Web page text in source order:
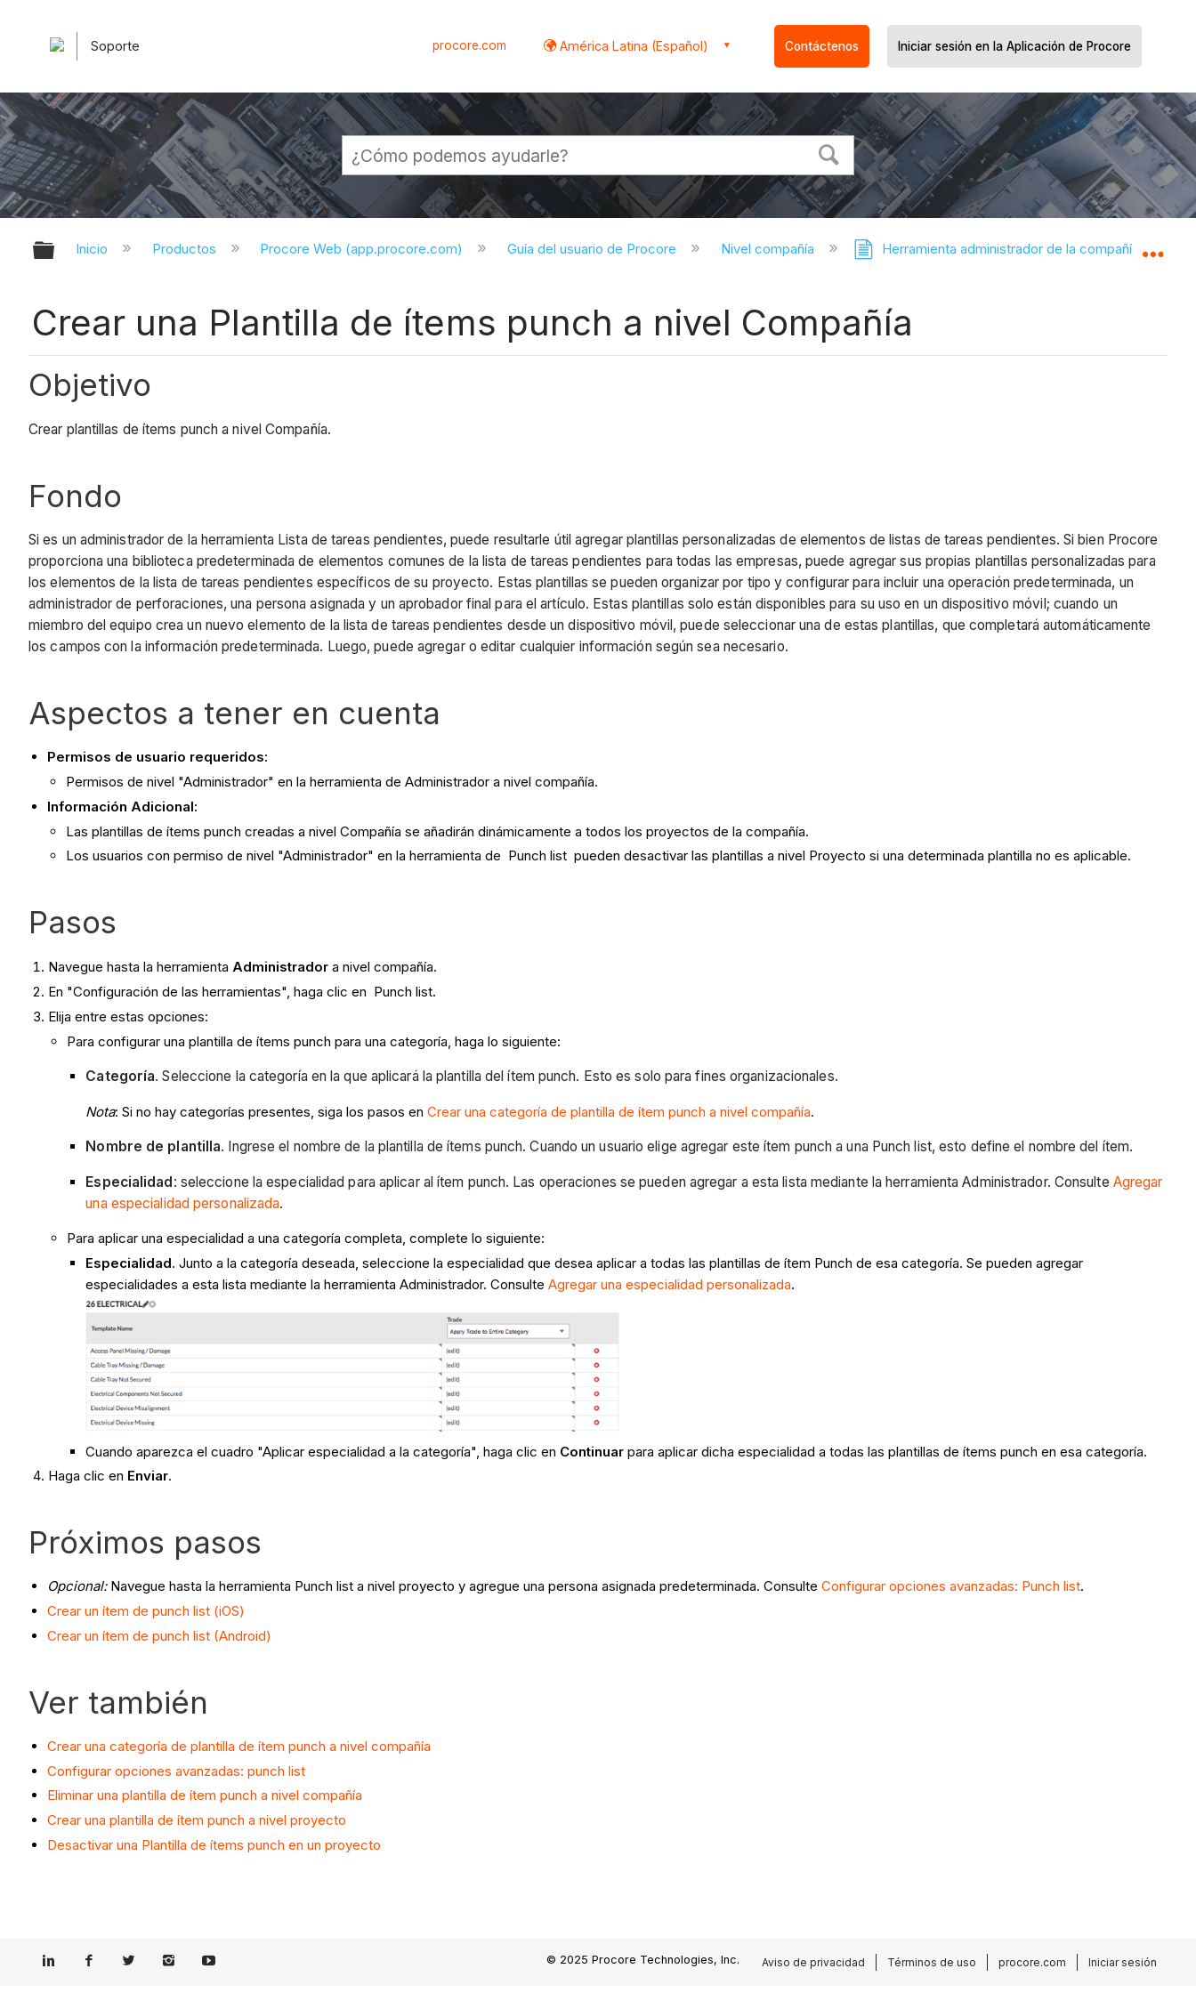
Soporte procore.com América Latina (Español) Contáctenos Iniciar sesión en la Aplicación de Procore
Expandir/contraer jerarquía global
Inicio Productos Procore Web (app.procore.com) Guía del usuario de Procore Nivel compañía Herramienta administrador de la compañía
Crear una Plantilla de ítems punch a nivel Compañía
Objetivo
Crear plantillas de ítems punch a nivel Compañía.
Fondo
Si es un administrador de la herramienta Lista de tareas pendientes, puede resultarle útil agregar plantillas personalizadas de elementos de listas de tareas pendientes. Si bien Procore
proporciona una biblioteca predeterminada de elementos comunes de la lista de tareas pendientes para todas las empresas, puede agregar sus propias plantillas personalizadas para
los elementos de la lista de tareas pendientes específicos de su proyecto. Estas plantillas se pueden organizar por tipo y configurar para incluir una operación predeterminada, un
administrador de perforaciones, una persona asignada y un aprobador final para el artículo. Estas plantillas solo están disponibles para su uso en un dispositivo móvil; cuando un
miembro del equipo crea un nuevo elemento de la lista de tareas pendientes desde un dispositivo móvil, puede seleccionar una de estas plantillas, que completará automáticamente
los campos con la información predeterminada. Luego, puede agregar o editar cualquier información según sea necesario.
Aspectos a tener en cuenta
Permisos de usuario requeridos:
Permisos de nivel "Administrador" en la herramienta de Administrador a nivel compañía.
Información Adicional:
Las plantillas de ítems punch creadas a nivel Compañía se añadirán dinámicamente a todos los proyectos de la compañía.
Los usuarios con permiso de nivel "Administrador" en la herramienta de Punch list pueden desactivar las plantillas a nivel Proyecto si una determinada plantilla no es aplicable.
Pasos
Navegue hasta la herramienta Administrador a nivel compañía.
En "Configuración de las herramientas", haga clic en Punch list.
Elija entre estas opciones:
Para configurar una plantilla de ítems punch para una categoría, haga lo siguiente:
Categoría. Seleccione la categoría en la que aplicará la plantilla del ítem punch. Esto es solo para fines organizacionales.
Nota: Si no hay categorías presentes, siga los pasos enCrear una categoría de plantilla de ítem punch a nivel compañía.
Nombre de plantilla. Ingrese el nombre de la plantilla de ítems punch. Cuando un usuario elige agregar este ítem punch a una Punch list, esto define el nombre del ítem.
Especialidad: seleccione la especialidad para aplicar al ítem punch. Las operaciones se pueden agregar a esta lista mediante la herramienta Administrador. Consulte Agregar
una especialidad personalizada.
Para aplicar una especialidad a una categoría completa, complete lo siguiente:
Especialidad. Junto a la categoría deseada, seleccione la especialidad que desea aplicar a todas las plantillas de ítem Punch de esa categoría. Se pueden agregar
especialidades a esta lista mediante la herramienta Administrador. ConsulteAgregar una especialidad personalizada.
Cuando aparezca el cuadro "Aplicar especialidad a la categoría", haga clic en Continuar para aplicar dicha especialidad a todas las plantillas de ítems punch en esa categoría.
Haga clic en Enviar.
Próximos pasos
Opcional:Navegue hasta la herramienta Punch list a nivel proyecto y agregue una persona asignada predeterminada. Consulte Configurar opciones avanzadas: Punch list.
Crear un ítem de punch list (iOS)
Crear un ítem de punch list (Android)
Ver también
Crear una categoría de plantilla de ítem punch a nivel compañía
Configurar opciones avanzadas: punch list
Eliminar una plantilla de ítem punch a nivel compañía
Crear una plantilla de ítem punch a nivel proyecto
Desactivar una Plantilla de ítems punch en un proyecto
© 2025 Procore Technologies, Inc. Aviso de privacidad Términos de uso procore.com Iniciar sesión